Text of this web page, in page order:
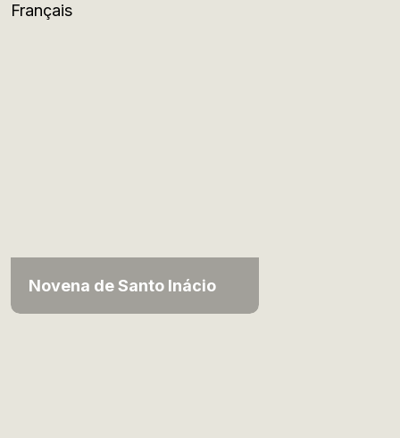
Français
Novena de Santo Inácio